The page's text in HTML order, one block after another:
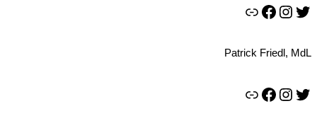
Link Facebook Instagram Twitter
Patrick Friedl, MdL
Link Facebook Instagram Twitter